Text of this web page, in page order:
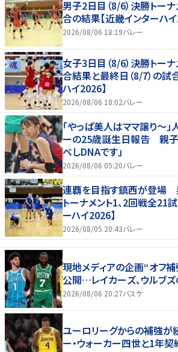
男子2日目（8/6）決勝トー
合の結果【近畿インターハイ
2026/08/06 18:19バレー
女子3日目（8/6）決勝トー
合結果と最終日（8/7）の試
ハイ2026】
2026/08/06 18:02バレー
「やっぱ美人はママ譲り～
ーの25歳誕生日報告 親子
べしDNAです」
2026/08/06 05:20バレー
連覇を目指す鎮西が登場
トーナメント1、2回戦全21
ーハイ2026】
2026/08/05 20:43バレー
現地メディアの企画“オフ
公開…レイカーズ、ウルブ
2026/08/06 20:27バスケ
ユーロリーグからの補強が
ー・ウォーカー四世と1年